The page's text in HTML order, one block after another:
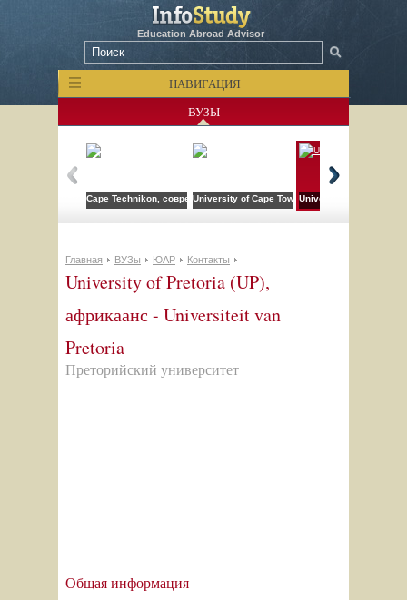
Education Abroad Advisor
НАВИГАЦИЯ
ВУЗЫ
Cape Technikon, современное название - Cape Peninsula University of
University of Cape Town (UCT)University of Pretoria
Главная ВУЗы ЮАР Контакты
University of Pretoria (UP),
африкаанс - Universiteit van
Pretoria
Преторийский университет
Общая информация